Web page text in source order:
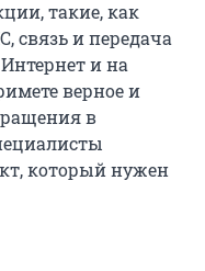
такие, как
связь и передача
и на
верное и
в
который нужен